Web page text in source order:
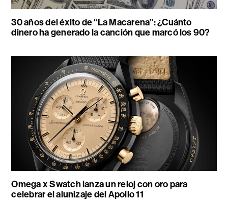
30 años del éxito de “La Macarena”: ¿Cuánto
dinero ha generado la canción que marcó los 90?
Omega x Swatch lanza un reloj con oro para
celebrar el alunizaje del Apollo 11